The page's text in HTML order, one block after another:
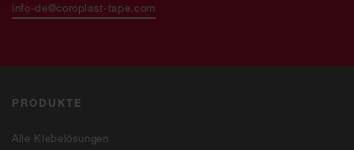
PRODUKTE
Alle Klebelösungen
info-de@coroplast-tape.com